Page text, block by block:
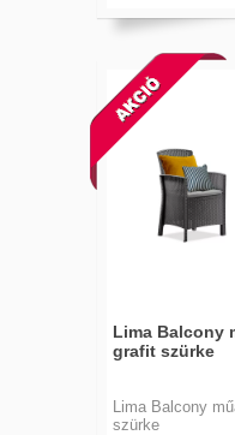
Lima Balcony
grafit szürke
Lima Balcony
szürke